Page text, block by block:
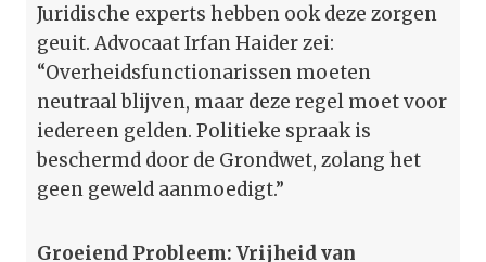
Juridische experts hebben ook deze zorgen
geuit. Advocaat Irfan Haider zei:
“Overheidsfunctionarissen moeten
neutraal blijven, maar deze regel moet voor
iedereen gelden. Politieke spraak is
beschermd door de Grondwet, zolang het
geen geweld aanmoedigt.”
Groeiend Probleem: Vrijheid van